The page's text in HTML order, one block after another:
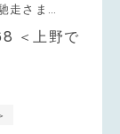
走さま…